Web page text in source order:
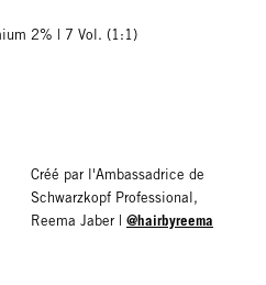
2% | 7 Vol. (1:1)
Créé par l'Ambassadrice de
Schwarzkopf Professional,
Reema Jaber | @hairbyreema